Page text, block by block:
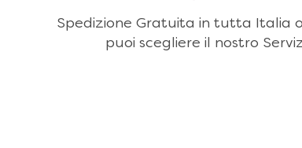
Spedizione Gratuita in tutta Italia
puoi scegliere il nostro